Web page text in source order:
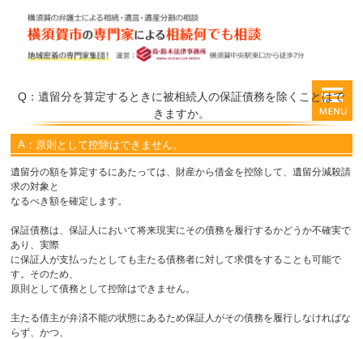
Q：遺留分を算定するときに被相続人の保証債務を除くことはで
きますか。
A：原則として控除はできません。
遺留分の額を算定するにあたっては、財産から借金を控除して、遺留分減殺請
求の対象と
なるべき額を確定します。
保証債務は、保証人において将来現実にその債務を履行するかどうか不確実で
あり、実際
に保証人が支払ったとしても主たる債務者に対して求償をすることも可能で
す。そのため、
原則として債務として控除はできません。
主たる借主が弁済不能の状態にあるため保証人がその債務を履行しなければな
らず、かつ、